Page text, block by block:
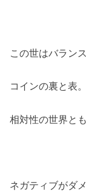
この世はバラン
コインの裏と表。
相対性の世界とも
ネガティブがダ